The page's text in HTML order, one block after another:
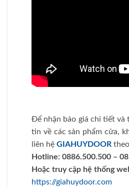
Để nhận báo giá chi tiết và
tin về các sản phẩm cửa,
liên hệ GIAHUYDOOR
Hotline: 0886.500.500 –
Hoặc truy cập hệ thống
https://giahuydoor.com